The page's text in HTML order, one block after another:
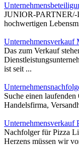
JUNIOR-PARTNER/-
hochwertigen
Unternehmensverkauf
Das zum Verkauf
ist seit ...
Suche einen
Handelsfirma,
Unternehmensverkauf
Nachfolger für Pizza
Herzens müssen wir